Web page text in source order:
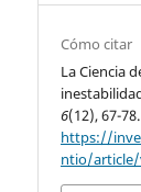
Cómo citar
La Ciencia
6(12), 67-78.
https://
ntio/